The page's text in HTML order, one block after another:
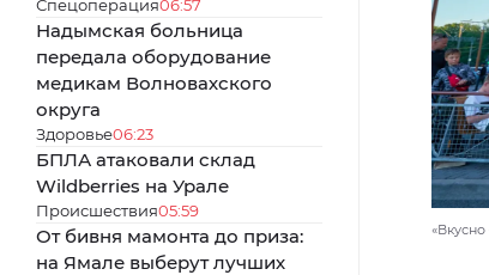
Спецоперация06:57
Надымская больница
передала оборудование
медикам Волновахского
округа
Здоровье06:23
БПЛА атаковали склад
Wildberries на Урале
Происшествия05:59
От бивня мамонта до приза:
на Ямале выберут лучших